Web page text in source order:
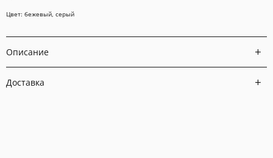
Цвет: бежевый, серый
Описание
Доставка